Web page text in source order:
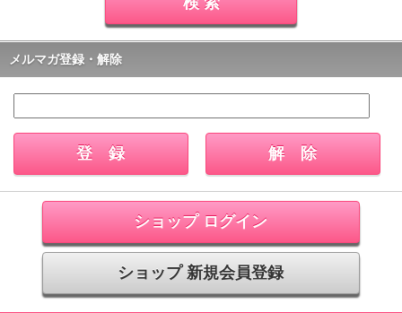
メルマガ登録・解除
ショップ ログイン
ショップ 新規会員登録